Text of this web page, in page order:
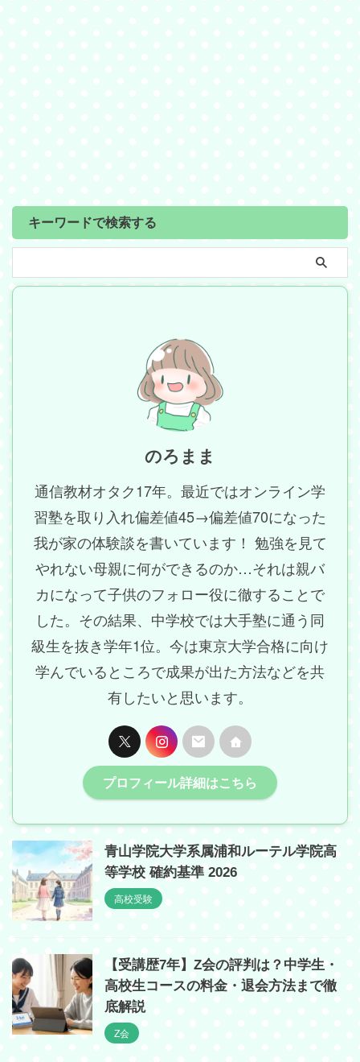
キーワードで検索する
のろまま
通信教材オタク17年。最近ではオンライン学
習塾を取り入れ偏差値45→偏差値70になった
我が家の体験談を書いています！ 勉強を見て
やれない母親に何ができるのか…それは親バ
カになって子供のフォロー役に徹することで
した。その結果、中学校では大手塾に通う同
級生を抜き学年1位。今は東京大学合格に向け
学んでいるところで成果が出た方法などを共
有したいと思います。
プロフィール詳細はこちら
青山学院大学系属浦和ルーテル学院高
等学校 確約基準 2026
高校受験
【受講歴7年】Z会の評判は？中学生・
高校生コースの料金・退会方法まで徹
底解説
Z会